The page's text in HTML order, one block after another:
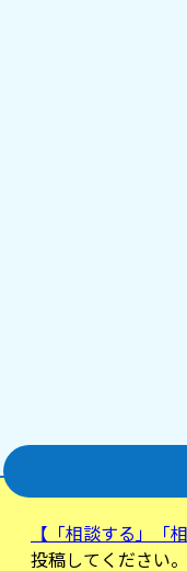
【「相談する」「
投稿してください。